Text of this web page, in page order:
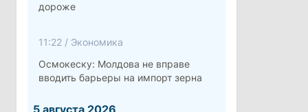
дороже
11:22 / Экономика
Осмокеску: Молдова не вправе
вводить барьеры на импорт зерна
5 августа 2026